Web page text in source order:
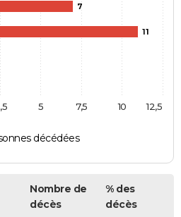
7
11
décédées
10
5 7,5 12,5
Nombre de
décès
% des
décès